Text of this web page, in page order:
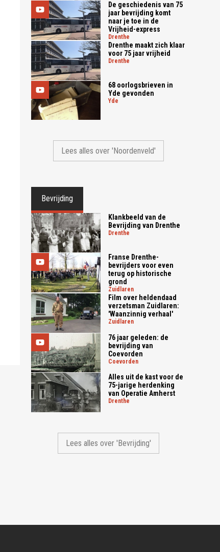
De geschiedenis van 75
jaar bevrijding komt
naar je toe in de
Vrijheid-express
drenthe
Drenthe maakt zich klaar
voor 75 jaar vrijheid
drenthe
68 oorlogsbrieven in
Yde gevonden
yde
Lees alles over 'Noordenveld'
Bevrijding
Klankbeeld van de
Bevrijding van Drenthe
drenthe
Franse Drenthe-
bevrijders voor even
terug op historische
grond
zuidlaren
Film over heldendaad
verzetsman Zuidlaren:
'Waanzinnig verhaal'
zuidlaren
76 jaar geleden: de
bevrijding van
Coevorden
coevorden
Alles uit de kast voor de
75-jarige herdenking
van Operatie Amherst
drenthe
Lees alles over 'Bevrijding'